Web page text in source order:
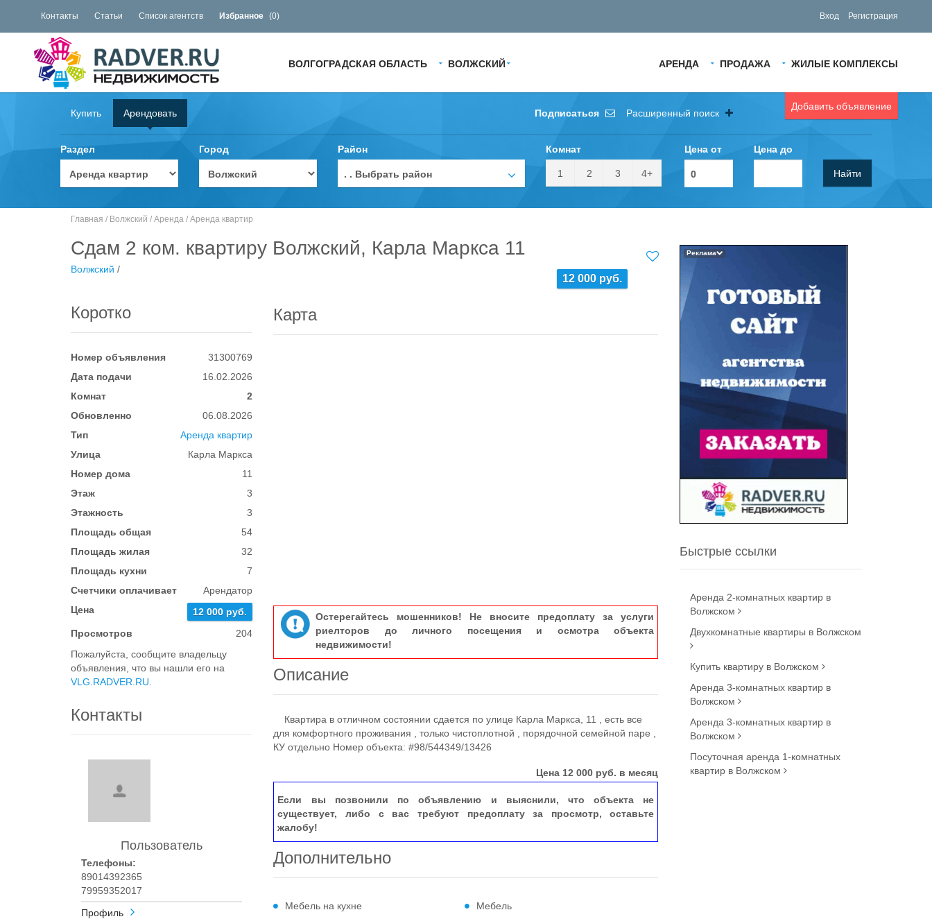
Контакты Статьи Список агентств Избранное (0) Вход Регистрация
АРЕНДА ПРОДАЖА ЖИЛЫЕ КОМПЛЕКСЫ
ВОЛГОГРАДСКАЯ ОБЛАСТЬ ВОЛЖСКИЙ
Добавить объявление
Купить Арендовать Подписаться Расширенный поиск
Раздел Город Район
. . Выбрать район
Комнат
1 2 3 4+
Цена от Цена до
Найти
Главная / Волжский / Аренда / Аренда квартир
Сдам 2 ком. квартиру Волжский, Карла Маркса 11
12 000 руб.
Волжский /
Коротко
Номер объявления
31300769
Дата подачи
16.02.2026
Комнат
2
Обновленно
06.08.2026
Тип
Аренда квартир
Улица
Карла Маркса
Номер дома
11
Этаж
3
Этажность
3
Площадь общая
54
Площадь жилая
32
Площадь кухни
7
Счетчики оплачивает
Арендатор
Цена
12 000 руб.
Просмотров
204
Пожалуйста, сообщите владельцу
объявления, что вы нашли его на
VLG.RADVER.RU
Контакты
Пользователь
Телефоны:
89014392365
79959352017
Профиль
Карта
Остерегайтесь мошенников! Не вносите предоплату за услуги
риелторов до личного посещения и осмотра объекта
недвижимости!
Описание
Квартира в отличном состоянии сдается по улице Карла Маркса, 11 , есть все
для комфортного проживания , только чистоплотной , порядочной семейной паре ,
КУ отдельно Номер объекта: #98/544349/13426
Цена 12 000 руб. в месяц
Если вы позвонили по объявлению и выяснили, что объекта не
существует, либо с вас требуют предоплату за просмотр, оставьте
жалобу!
Дополнительно
Мебель на кухне Мебель
Реклама
Быстрые ссылки
Аренда 2-комнатных квартир в
Волжском
Двухкомнатные квартиры в Волжском
Купить квартиру в Волжском
Аренда 3-комнатных квартир в
Волжском
Аренда 3-комнатных квартир в
Волжском
Посуточная аренда 1-комнатных
квартир в Волжском